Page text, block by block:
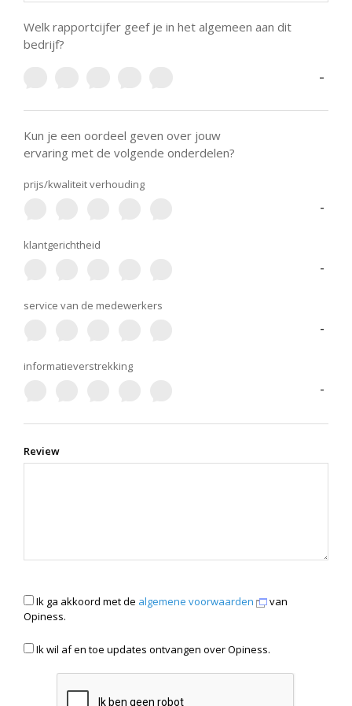
Welk rapportcijfer geef je in het algemeen aan dit
bedrijf?
-
Kun je een oordeel geven over jouw
ervaring met de volgende onderdelen?
prijs/kwaliteit verhouding
-
klantgerichtheid
-
service van de medewerkers
-
informatieverstrekking
-
Review
Ik ga akkoord met de algemene voorwaarden
van
Opiness.
Ik wil af en toe updates ontvangen over Opiness.